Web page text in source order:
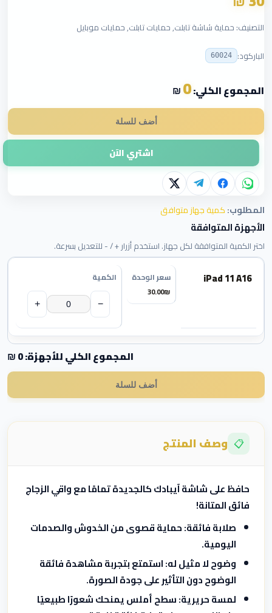
التصنيف: حماية شاشة تابلت, حمايات تابلت, حمايات موبايل
الباركود:
60024
المجموع الكلي:0
₪
أضف للسلة
اشتري الآن
المطلوب:كمية جهاز متوافق
الأجهزة المتوافقة
اختر الكمية المتوافقة لكل جهاز. استخدم أزرار + / - للتعديل بسرعة.
iPad 11 A16
30.00₪
−
+
المجموع الكلي للأجهزة:0
₪
أضف للسلة
📋 وصف المنتج
حافظ على شاشة آيبادك كالجديدة تمامًا مع واقي الزجاج
فائق المتانة!
صلابة فائقة:حماية قصوى من الخدوش والصدمات
اليومية.
وضوح لا مثيل له:استمتع بتجربة مشاهدة فائقة
الوضوح دون التأثير على جودة الصورة.
لمسة حريرية:سطح أملس يمنحك شعورًا طبيعيًا